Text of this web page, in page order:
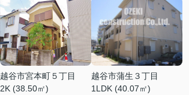
越谷市宮本町５丁目
2K (38.50㎡)
越谷市蒲生３丁目
1LDK (40.07㎡)